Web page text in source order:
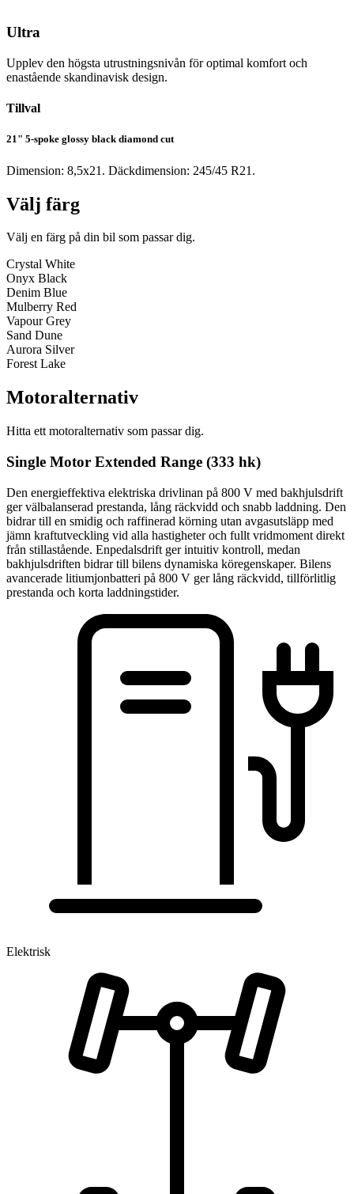
Ultra
Upplev den högsta utrustningsnivån för optimal komfort och
enastående skandinavisk design.
Tillval
21" 5-spoke glossy black diamond cut
Dimension: 8,5x21. Däckdimension: 245/45 R21.
Välj färg
Välj en färg på din bil som passar dig.
Crystal White
Onyx Black
Denim Blue
Mulberry Red
Vapour Grey
Sand Dune
Aurora Silver
Forest Lake
Motoralternativ
Hitta ett motoralternativ som passar dig.
Single Motor Extended Range (333 hk)
Den energieffektiva elektriska drivlinan på 800 V med bakhjulsdrift
ger välbalanserad prestanda, lång räckvidd och snabb laddning. Den
bidrar till en smidig och raffinerad körning utan avgasutsläpp med
jämn kraftutveckling vid alla hastigheter och fullt vridmoment direkt
från stillastående. Enpedalsdrift ger intuitiv kontroll, medan
bakhjulsdriften bidrar till bilens dynamiska köregenskaper. Bilens
avancerade litiumjonbatteri på 800 V ger lång räckvidd, tillförlitlig
prestanda och korta laddningstider.
Elektrisk